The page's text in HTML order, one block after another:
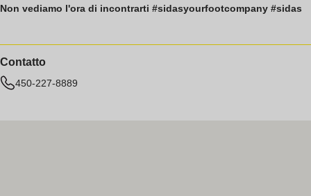
Non vediamo l'ora di incontrarti #sidasyourfootcompany #sidas
Contatto
450-227-8889